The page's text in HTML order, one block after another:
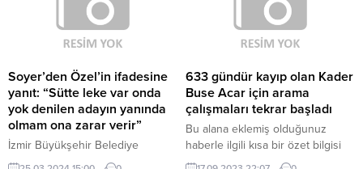
Soyer’den Özel’in ifadesine
yanıt: “Sütte leke var onda
yok denilen adayın yanında
olmam ona zarar verir”
İzmir Büyükşehir Belediye
Başkanı Tunç Soyer, "Benim,
633 gündür kayıp olan Kader
Buse Acar için arama
çalışmaları tekrar başladı
Bu alana eklemiş olduğunuz
haberle ilgili kısa bir özet bilgisi
ekleyebilirsiniz. Bu metin yazı